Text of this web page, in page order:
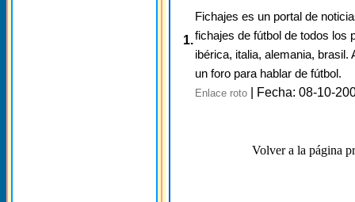
1.
Fichajes es un portal de
fichajes de fútbol de todos los
ibérica, italia, alemania, brasil.
un foro para hablar de fútbol.
Enlace roto | Fecha: 08-10-
Volver a la página